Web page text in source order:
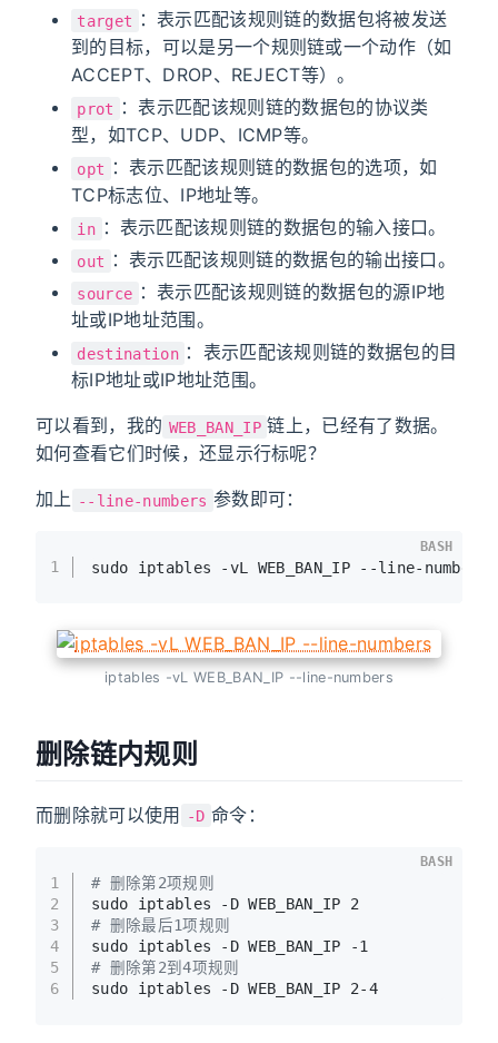
target
：表示匹配该规则链的数据包将被发送
到的目标，可以是另一个规则链或一个动作（如
ACCEPT、DROP、REJECT等）。
prot
：表示匹配该规则链的数据包的协议类
型，如TCP、UDP、ICMP等。
opt
：表示匹配该规则链的数据包的选项，如
TCP标志位、IP地址等。
in ：表示匹配该规则链的数据包的输入接口。
out ：表示匹配该规则链的数据包的输出接口。
source ：表示匹配该规则链的数据包的源IP地
址或IP地址范围。
destination ：表示匹配该规则链的数据包的目
标IP地址或IP地址范围。
可以看到，我的 WEB_BAN_IP 链上，已经有了数据。
如何查看它们时候，还显示行标呢？
加上 --line-numbers 参数即可：
1 sudo iptables -vL WEB_BAN_IP --line-numbers
BASH
iptables -vL WEB_BAN_IP --line-numbers
删除链内规则
而删除就可以使用 -D 命令：
1
2
3
4
5
6
# 删除第2项规则
sudo iptables -D WEB_BAN_IP 2
# 删除最后1项规则
sudo iptables -D WEB_BAN_IP -1
# 删除第2到4项规则
sudo iptables -D WEB_BAN_IP 2-4
BASH